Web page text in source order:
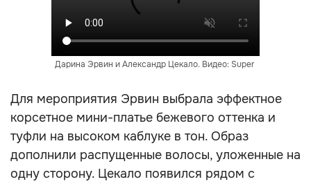
Дарина Эрвин и Александр Цекало. Видео: Super
Для мероприятия Эрвин выбрала эффектное
корсетное мини-платье бежевого оттенка и
туфли на высоком каблуке в тон. Образ
дополнили распущенные волосы, уложенные на
одну сторону. Цекало появился рядом с